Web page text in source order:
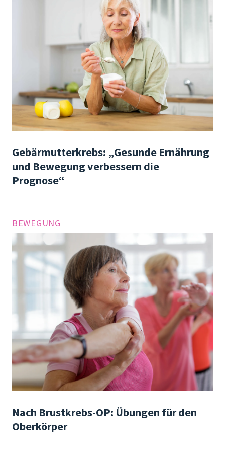
Gebärmutterkrebs: „Gesunde Ernährung
und Bewegung verbessern die
Prognose“
BEWEGUNG
Nach Brustkrebs-OP: Übungen für den
Oberkörper